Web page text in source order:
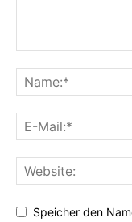
Speicher den